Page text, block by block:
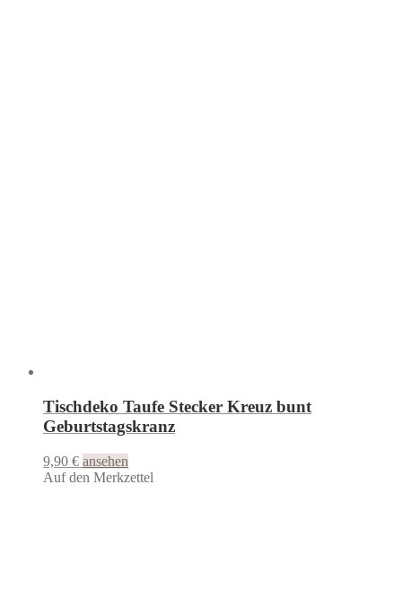
Tischdeko Taufe Stecker Kreuz bunt
Geburtstagskranz
9,90 € ansehen
Auf den Merkzettel